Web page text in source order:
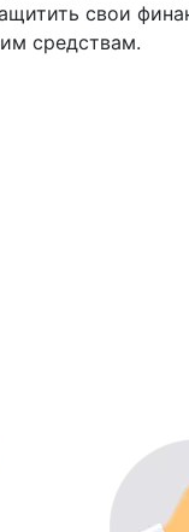
свои
средствам.